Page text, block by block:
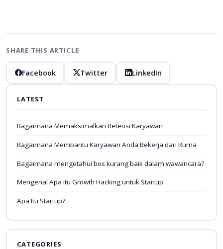
SHARE THIS ARTICLE
Facebook Twitter LinkedIn
LATEST
Bagaimana Memaksimalkan Retensi Karyawan
Bagaimana Membantu Karyawan Anda Bekerja dari Ruma
Bagaimana mengetahui bos kurang baik dalam wawancara?
Mengenal Apa itu Growth Hacking untuk Startup
Apa Itu Startup?
CATEGORIES